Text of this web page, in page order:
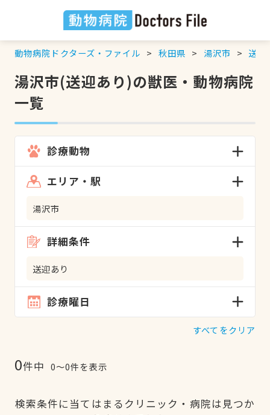
動物病院ドクターズ・ファイル 秋田県 湯沢市 送迎
湯沢市(送迎あり)の獣医・動物病院
一覧
診療動物
エリア・駅
湯沢市
詳細条件
送迎あり
診療曜日
すべてをクリア
0件中 0〜0件を表示
検索条件に当てはまるクリニック・病院は見つか